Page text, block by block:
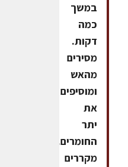
במשך
כמה
דקות.
מסירים
מהאש
ומוסיפים
את
יתר
החומרים.
מקררים